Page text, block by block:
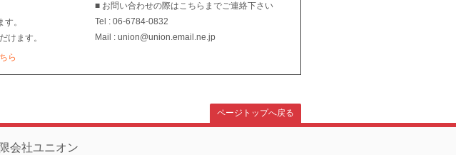
。
けます。
ら
■ お問い合わせの際はこちらまでご連絡下さい
Tel : 06-6784-0832
Mail : union@union.email.ne.jp
ページトップへ戻る
会社ユニオン